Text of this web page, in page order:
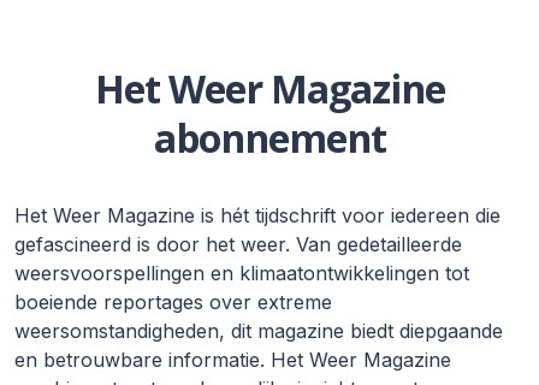
Het Weer Magazine
abonnement
Het Weer Magazine is hét tijdschrift voor iedereen die
gefascineerd is door het weer. Van gedetailleerde
weersvoorspellingen en klimaatontwikkelingen tot
boeiende reportages over extreme
weersomstandigheden, dit magazine biedt diepgaande
en betrouwbare informatie. Het Weer Magazine